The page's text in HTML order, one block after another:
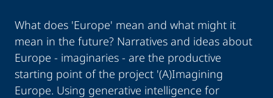
What does 'Europe' mean and what might it
mean in the future? Narratives and ideas about
Europe - imaginaries - are the productive
starting point of the project '(A)Imagining
Europe. Using generative intelligence for